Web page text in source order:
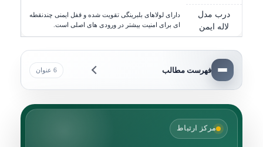
درب مدل
لاله ایمن
دارای لولاهای بلبرینگی تقویت شده و قفل ایمنی چندنقطه
ای برای امنیت بیشتر در ورودی های اصلی است.
فهرست مطالب 6 عنوان
مرکز ارتباط